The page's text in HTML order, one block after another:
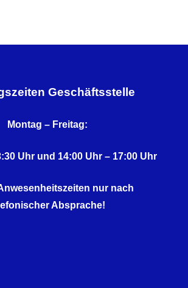
Geschäftsstelle
Montag – Freitag:
Uhr und 14:00 Uhr – 17:00 Uhr
nur nach
Absprache!